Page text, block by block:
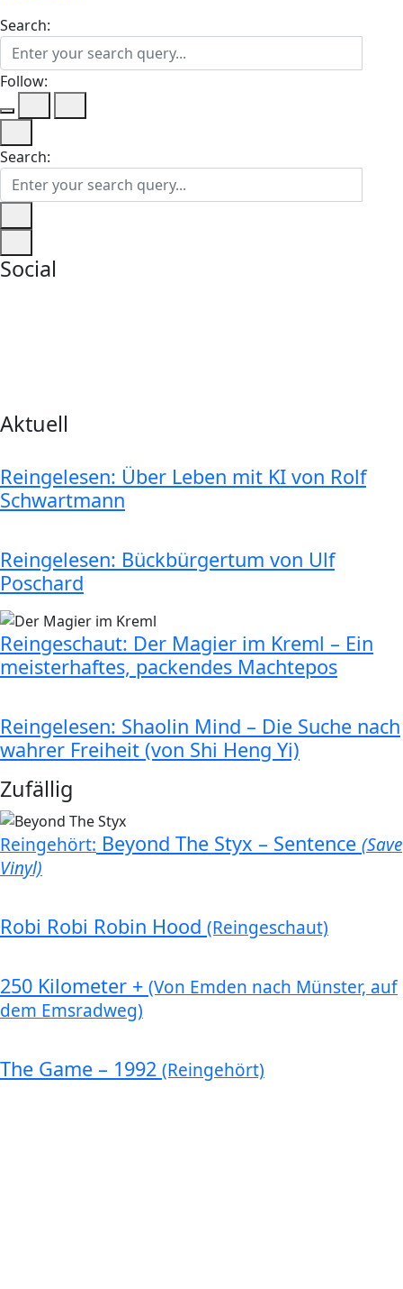
Search:
Follow:
Search:
Social
Aktuell
Reingelesen: Über Leben mit KI von Rolf
Schwartmann
Reingelesen: Bückbürgertum von Ulf
Poschard
Reingeschaut: Der Magier im Kreml – Ein
meisterhaftes, packendes Machtepos
Reingelesen: Shaolin Mind – Die Suche nach
wahrer Freiheit (von Shi Heng Yi)
Zufällig
Reingehört: Beyond The Styx – Sentence (Save
Vinyl)
Robi Robi Robin Hood (Reingeschaut)
250 Kilometer + (Von Emden nach Münster, auf
dem Emsradweg)
The Game – 1992 (Reingehört)